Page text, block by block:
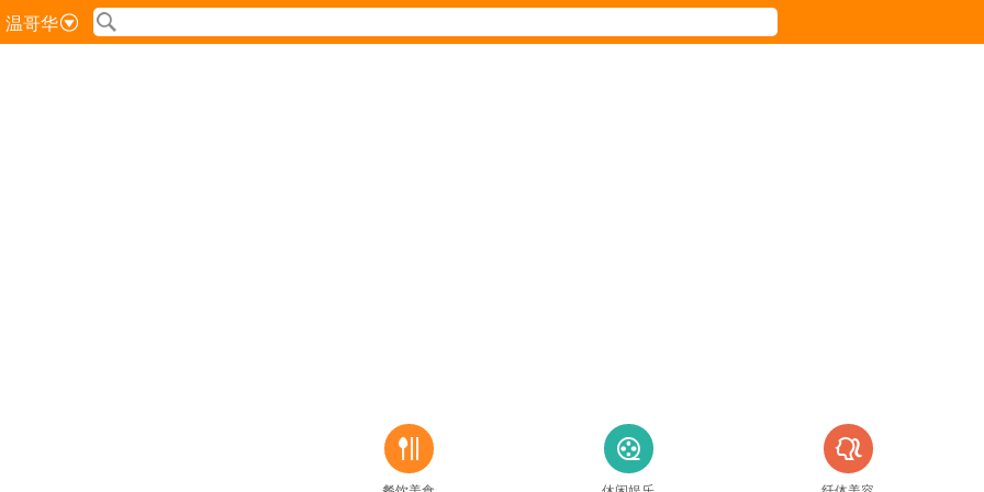
温哥华
吃 看 美